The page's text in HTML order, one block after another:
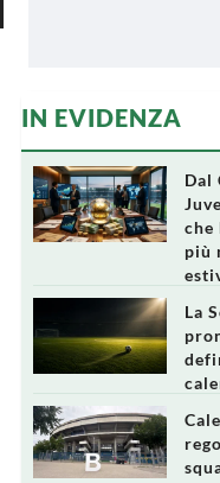
IN EVIDENZA
Dal
che
più
La